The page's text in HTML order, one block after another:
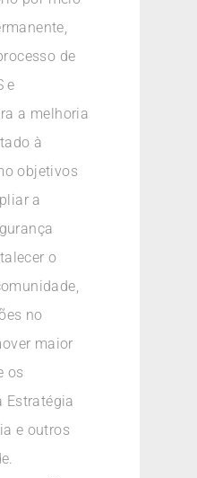
de
e
a melhoria
à
objetivos
a
o
no
maior
os
Estratégia
e outros